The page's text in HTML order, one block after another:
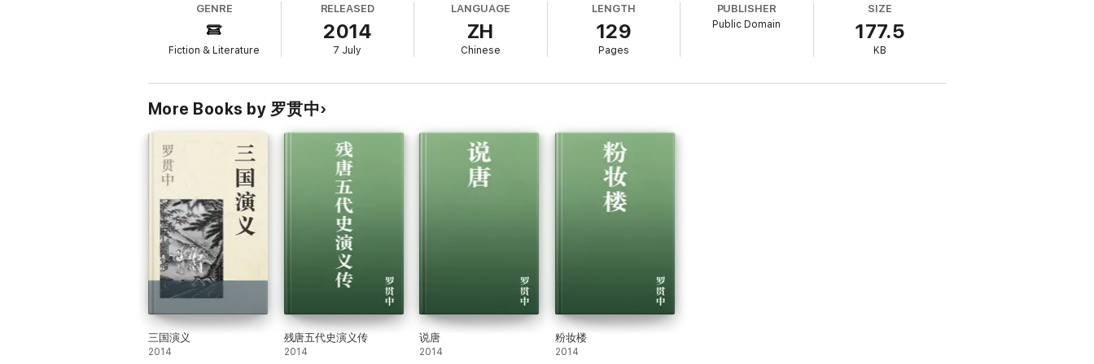
纸,安排轿马,伴当丫鬟跟随了,径到上菉宫门首,歇下轿马,走入宫里来,到正殿上烧香,少不得各殿两廊都烧遍了。来到真武殿上,胡员外虔诚祷祝:生年月日,拜求一男半女,也作胡
氏门中后代。员外推金山,倒玉柱,叩齿磕头,妈妈亦然,插烛也拜拜了。又况告化纸,出宫问家,小在话下。自此之后,每月逢初一、十五日便去烧香求子,已得一年光景。忽一日,时
值五月间天气,天道却有些热。只见中间这个解库托地布帘起处,走将一个先生入来。怎生打扮:
GENRE
Fiction & Literature
RELEASED
2014
7 July
LANGUAGE
ZH
Chinese
LENGTH
129
Pages
PUBLISHER
Public Domain
SIZE
177.5
KB
More Books by 罗贯中
三国演义
2014
残唐五代史演义传
2014
说唐
2014
粉妆楼
2014